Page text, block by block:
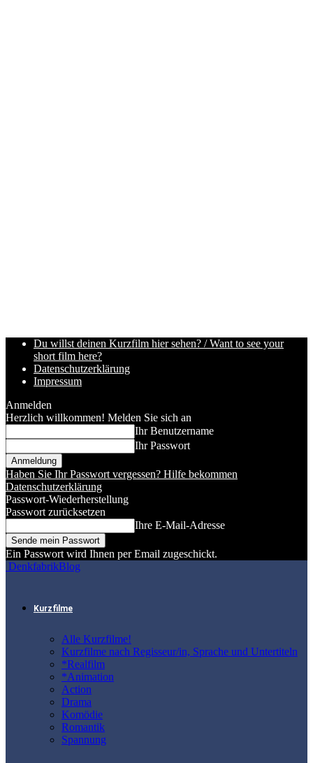
Du willst deinen Kurzfilm hier sehen? / Want to see your
short film here?
Datenschutzerklärung
Impressum
Anmelden
Herzlich willkommen! Melden Sie sich an
Ihr Benutzername
Ihr Passwort
Haben Sie Ihr Passwort vergessen? Hilfe bekommen
Datenschutzerklärung
Passwort-Wiederherstellung
Passwort zurücksetzen
Ihre E-Mail-Adresse
Ein Passwort wird Ihnen per Email zugeschickt.
DenkfabrikBlog
Kurzfilme
Alle Kurzfilme!
Kurzfilme nach Regisseur/in, Sprache und Untertiteln
*Realfilm
*Animation
Action
Drama
Komödie
Romantik
Spannung